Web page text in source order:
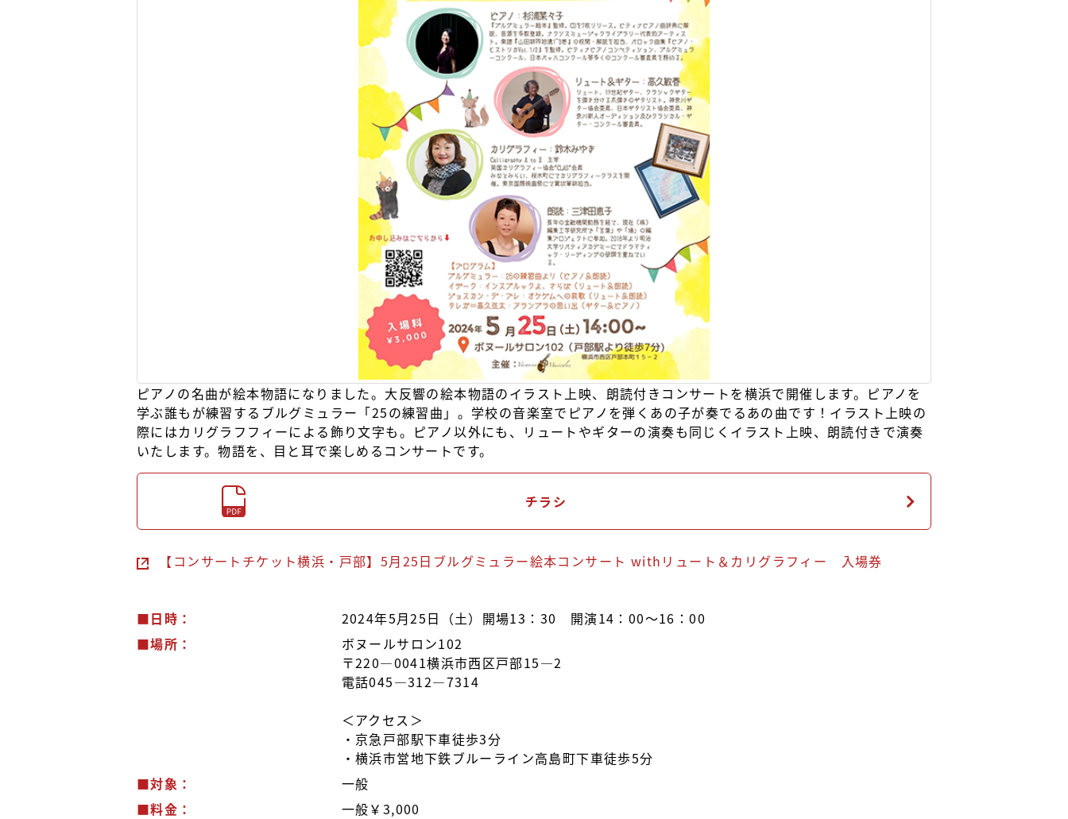
ピアノの名曲が絵本物語になりました。大反響の絵本物語のイラスト上映、朗読付きコンサートを横浜で開催します。ピアノを
学ぶ誰もが練習するブルグミュラー「25の練習曲」。学校の音楽室でピアノを弾くあの子が奏でるあの曲です！イラスト上映の
際にはカリグラフフィーによる飾り文字も。ピアノ以外にも、リュートやギターの演奏も同じくイラスト上映、朗読付きで演奏
いたします。物語を、目と耳で楽しめるコンサートです。
チラシ
【コンサートチケット横浜・戸部】5月25日ブルグミュラー絵本コンサート withリュート＆カリグラフィー 入場券
■日時：
2024年5月25日（土）開場13：30 開演14：00～16：00
■場所：
ボヌールサロン102
〒220―0041横浜市西区戸部15―2
電話045―312―7314
＜アクセス＞
・京急戸部駅下車徒歩3分
・横浜市営地下鉄ブルーライン高島町下車徒歩5分
■対象：
一般
■料金：
一般￥3,000